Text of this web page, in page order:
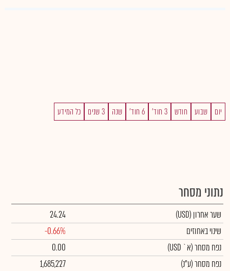
יום שבוע חודש 3 חוד' 6 חוד' שנה 3 שנים כל המידע
נתוני מסחר
שער אחרון (USD)
24.24
שינוי באחוזים
-0.66%
נפח מסחר(א` USD)
0.00
נפח מסחר(ע"נ)
1,685,227